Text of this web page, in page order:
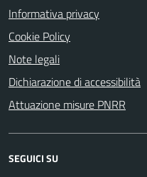
Informativa privacy
Cookie Policy
Note legali
Dichiarazione di accessibilità
Attuazione misure PNRR
SEGUICI SU